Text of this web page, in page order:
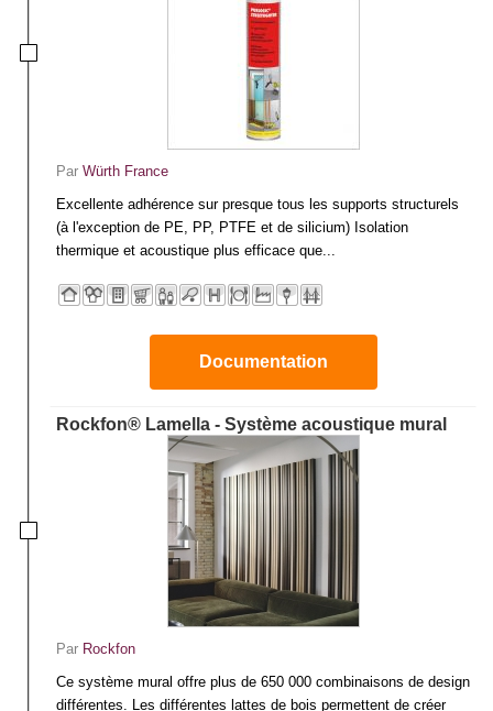
Par Würth France
Excellente adhérence sur presque tous les supports structurels
(à l'exception de PE, PP, PTFE et de silicium) Isolation
thermique et acoustique plus efficace que...
Documentation
Rockfon® Lamella - Système acoustique mural
Par Rockfon
Ce système mural offre plus de 650 000 combinaisons de design
différentes. Les différentes lattes de bois permettent de créer